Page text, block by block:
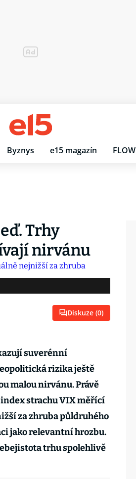
Byznys e15 magazín FLOW
Trhy
nirvánu
Diskuze (0)
suverénní
rizika ještě
malou nirvánu. Právě
strachu VIX měřící
za zhruba půldruhého
jako relevantní hrozbu.
trhu spolehlivě